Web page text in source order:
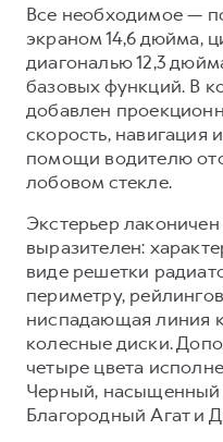
Все необходимое —
экраном 14,6 дюйма,
диагональю 12,3
базовых функций. В
добавлен
скорость, навигация
помощи водителю
лобовом стекле.
Экстерьер
выразителен:
виде решетки
периметру,
ниспадающая линия
колесные диски.
четыре цвета
Черный, насыщенный
Благородный Агат и